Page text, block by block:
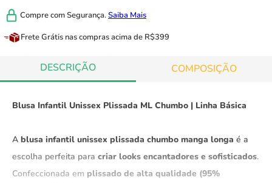
Compre comSegurança.Saiba Mais
Frete Grátis nas compras acima de R$399
DESCRIÇÃO COMPOSIÇÃO
Blusa Infantil Unissex Plissada ML Chumbo | Linha Básica
A blusa infantil unissex plissada chumbo manga longa é a
escolha perfeita para criar looks encantadores e sofisticados.
Confeccionada em plissado de alta qualidade (95%